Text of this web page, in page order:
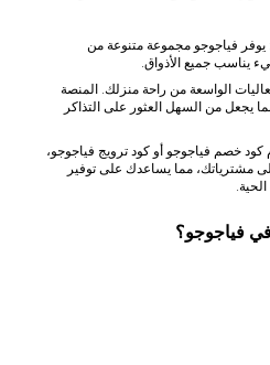
: يوفر فياجوجو مجموعة متنوعة من
يناسب جميع الأذواق.
الواسعة من راحة منزلك. المنصة
يجعل من السهل العثور على التذاكر
كود خصم فياجوجو أو كود ترويج فياجوجو،
مشترياتك، مما يساعدك على توفير
فياجوجو؟